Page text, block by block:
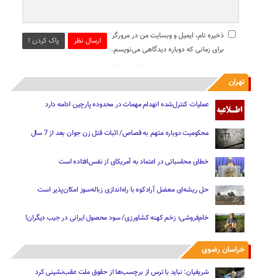
ارسال نظر پاک کردن !
ذخیره نام، ایمیل و وبسایت من در مرورگر
برای زمانی که دوباره دیدگاهی می‌نویسم.
تهران
عملیات کنترل‌شده انهدام مهمات در محدوده پارچین ادامه دارد
محکومیت دوباره متهم به قصاص/ اثبات قتل زن جوان بعد از 7 سال
خطای محاسباتی در اعتماد به آمریکای از نفس‌افتاده است
حل ریشه‌ای معضل آرادکوه با راه‌اندازی زباله‌سوز امکان‌پذیر است
خام‌فروشی؛ زخم کهنه کشاورزی/ سود محصول ایرانی در جیب دیگران!
خراسان رضوی
شریفیان: نباید با ترس از برچسب‌ها از حقوق ملت عقب‌نشینی کرد